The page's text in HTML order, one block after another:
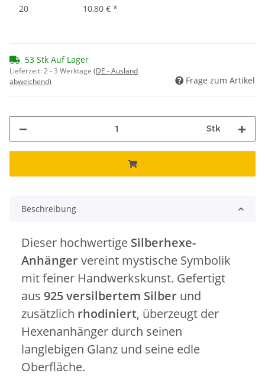
20
10,80 € *
53 Stk Auf Lager
Lieferzeit:2 - 3 Werktage (DE - Ausland
abweichend)
Frage zum Artikel
Stk
Beschreibung
Dieser hochwertige Silberhexe-
Anhängervereint mystische Symbolik
mit feiner Handwerkskunst. Gefertigt
aus 925 versilbertem Silber und
zusätzlich rhodiniert, überzeugt der
Hexenanhänger durch seinen
langlebigen Glanz und seine edle
Oberfläche.